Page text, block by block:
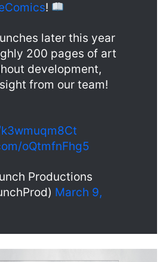
!
later this year
200 pages of art
development,
from our team!
oQtmfnFhg5
Productions
March 9,